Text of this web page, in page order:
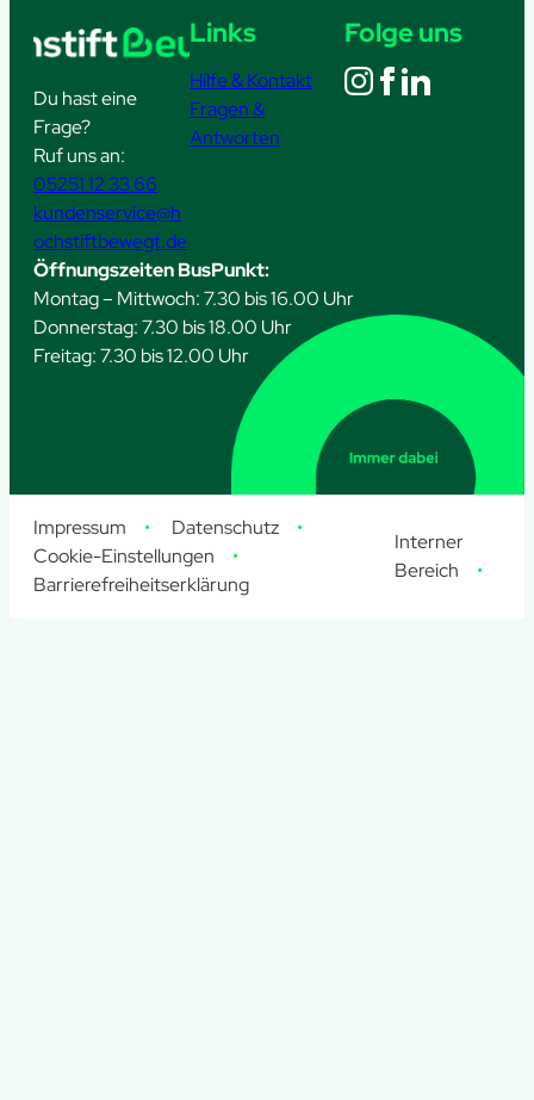
Du hast eine
Frage?
Ruf uns an:
05251 12 33 66
kundenservice@h
ochstiftbewegt.de
Links
Hilfe & Kontakt
Fragen &
Antworten
Folge uns
Öffnungszeiten BusPunkt:
Montag – Mittwoch: 7.30 bis 16.00 Uhr
Donnerstag: 7.30 bis 18.00 Uhr
Freitag: 7.30 bis 12.00 Uhr
Impressum
Datenschutz
Cookie-Einstellungen
Barrierefreiheitserklärung
Interner
Bereich